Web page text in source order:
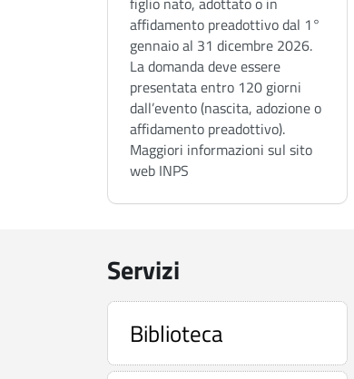
affidamento preadottivo dal 1°
gennaio al 31 dicembre 2026.
La domanda deve essere
presentata entro 120 giorni
dall’evento (nascita, adozione o
affidamento preadottivo).
Maggiori informazioni sul sito
web INPS
Servizi
Biblioteca